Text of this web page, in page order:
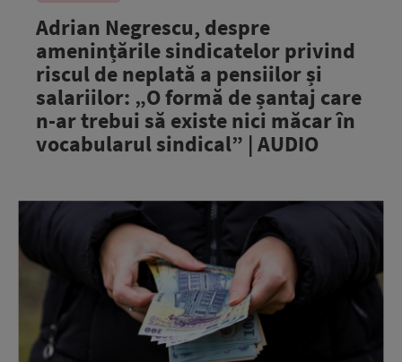
Adrian Negrescu, despre
amenințările sindicatelor privind
riscul de neplată a pensiilor și
salariilor: „O formă de șantaj care
n-ar trebui să existe nici măcar în
vocabularul sindical” | AUDIO